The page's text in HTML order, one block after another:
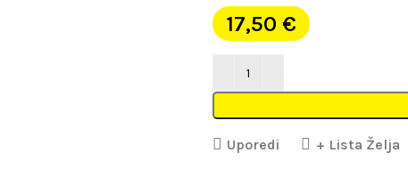
17,50 €
Uporedi + Lista Želja